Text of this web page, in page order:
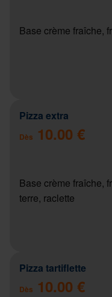
Base crème fraîche,
Pizza extra
Dès 10.00 €
Base crème fraîche,
terre, raclette
Pizza tartiflette
Dès 10.00 €